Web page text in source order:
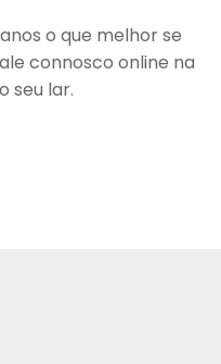
o que melhor se
connosco online na
seu lar.